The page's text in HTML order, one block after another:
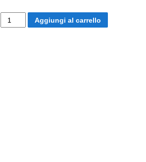
Capitan
Aggiungi al carrello